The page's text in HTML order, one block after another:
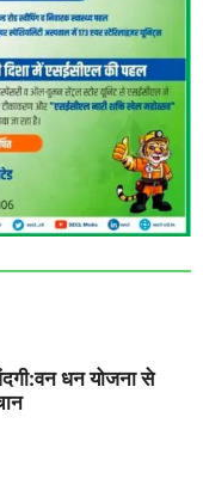
धन योजना से